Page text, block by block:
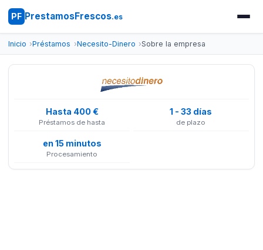
PF PrestamosFrescos.es
Inicio Préstamos Necesito-Dinero Sobre la empresa
Hasta 400 €
Préstamos de hasta
1 - 33 días
de plazo
en 15 minutos
Procesamiento